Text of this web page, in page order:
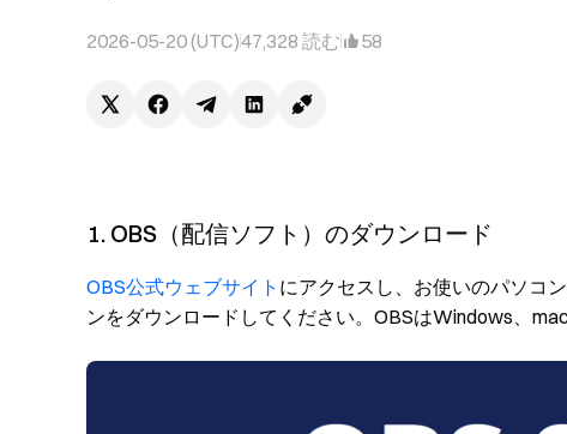
2026-05-20 (UTC)47,328 読む 58
1. OBS（配信ソフト）のダウンロード
OBS公式ウェブサイト にアクセスし、お使いのパソコ
ンをダウンロードしてください。OBSはWindows、